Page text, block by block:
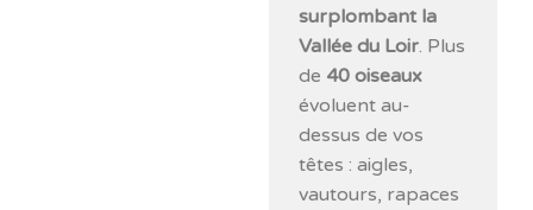
surplombant la
Vallée du Loir. Plus
de 40 oiseaux
évoluent au-
dessus de vos
têtes : aigles,
vautours, rapaces